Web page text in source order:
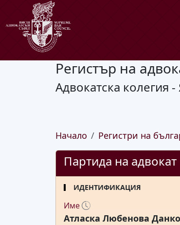
Регистър на
Адвокатска колегия
Начало Регистри на
Партида на адвокат
ИДЕНТИФИКАЦИЯ
Име
Атласка Любенова